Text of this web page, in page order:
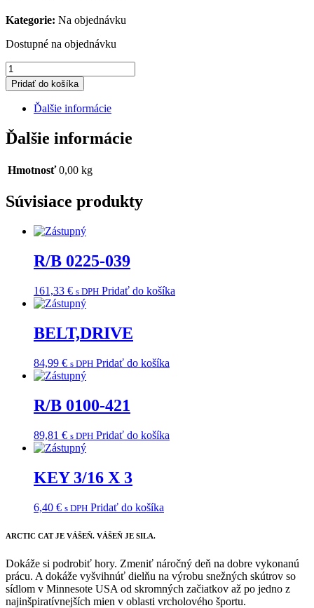
Kategorie: Na objednávku
Dostupné na objednávku
množstvo
R/B
0116-
Pridať do košíka
Ďalšie informácie
Ďalšie informácie
Hmotnosť 0,00 kg
Súvisiace produkty
R/B 0225-039
161,33 € s DPH Pridať do košíka
BELT,DRIVE
84,99 € s DPH Pridať do košíka
R/B 0100-421
89,81 € s DPH Pridať do košíka
KEY 3/16 X 3
6,40 € s DPH Pridať do košíka
ARCTIC CATJE VÁŠEŇ. VÁŠEŇ JE SILA.
Dokáže si podrobiť hory. Zmeniť náročný deň na dobre vykonanú
prácu. A dokáže vyšvihnúť dielňu na výrobu snežných skútrov so
sídlom v Minnesote USA od skromných začiatkov až po jedno z
najinšpiratívnejších mien v oblasti vrcholového športu.